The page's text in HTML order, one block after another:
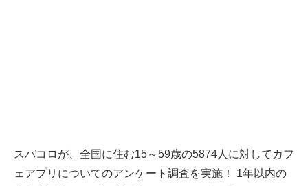
スパコロが、全国に住む15～59歳の5874人に対してカフ
ェアプリについてのアンケート調査を実施！ 1年以内の